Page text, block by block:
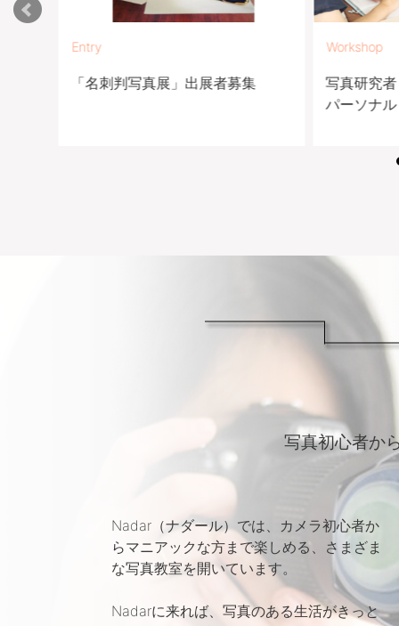
Entry
「名刺判写真展」出展者募集
Workshop
写真研究
パーソナ
写真初心者か
Nadar（ナダール）では、カメラ初心者か
らマニアックな方まで楽しめる、さまざま
な写真教室を開いています。
Nadarに来れば、写真のある生活がきっと